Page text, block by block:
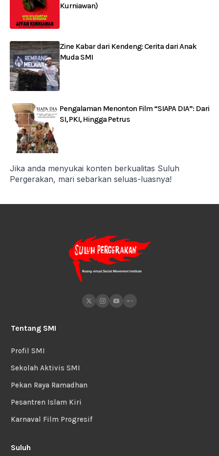
Kurniawan)
Zine Kabar dari Kendeng: Cerita dari Anak
Muda SMI
Pengalaman Menonton Film “SIAPA DIA”: Dari
SI, PKI, Hingga Petrus
Jika anda menyukai konten berkualitas Suluh
Pergerakan, mari sebarkan seluas-luasnya!
Tentang SMI
Profil SMI
Sekolah Aktivis SMI
Pekan Raya Ramadhan
Pesantren Islam Kiri
Karnaval Film Progresif
Suluh